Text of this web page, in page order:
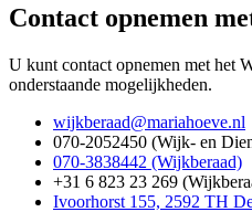
Contact opnemen
U kunt contact opnemen met het
onderstaande mogelijkheden.
wijkberaad@mariahoeve.nl
070-2052450 (Wijk- en
070-3838442 (Wijkberaad)
+31 6 823 23 269
Ivoorhorst 155, 2592 TH